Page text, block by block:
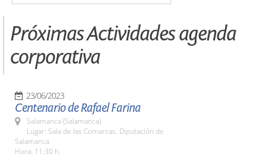
Próximas Actividades agenda
corporativa
23/06/2023
Centenario de Rafael Farina
Salamanca (Salamanca)
Lugar: Sala de las Comarcas. Diputación de
Salamanca
Hora: 11:30 h.